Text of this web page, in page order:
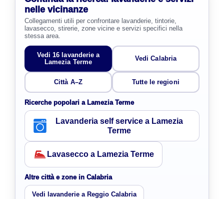
nelle vicinanze
Collegamenti utili per confrontare lavanderie, tintorie,
lavasecco, stirerie, zone vicine e servizi specifici nella
stessa area.
Vedi 16 lavanderie a
Lamezia Terme
Vedi Calabria
Città A–Z Tutte le regioni
Ricerche popolari a Lamezia Terme
Lavanderia self service a Lamezia
Terme
Lavasecco a Lamezia Terme
Altre città e zone in Calabria
Vedi lavanderie a Reggio Calabria